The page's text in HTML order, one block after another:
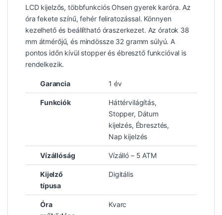
LCD kijelzős, többfunkciós Ohsen gyerek karóra. Az
óra fekete színű, fehér feliratozással. Könnyen
kezelhető és beállítható óraszerkezet. Az óratok 38
mm átmérőjű, és mindössze 32 gramm súlyú. A
pontos időn kívül stopper és ébresztő funkcióval is
rendelkezik.
Garancia 1 év
Funkciók
Háttérvilágítás,
Stopper, Dátum
kijelzés, Ébresztés,
Nap kijelzés
Vízállóság Vízálló – 5 ATM
Kijelző
típusa
Digitális
Óra
Kvarc